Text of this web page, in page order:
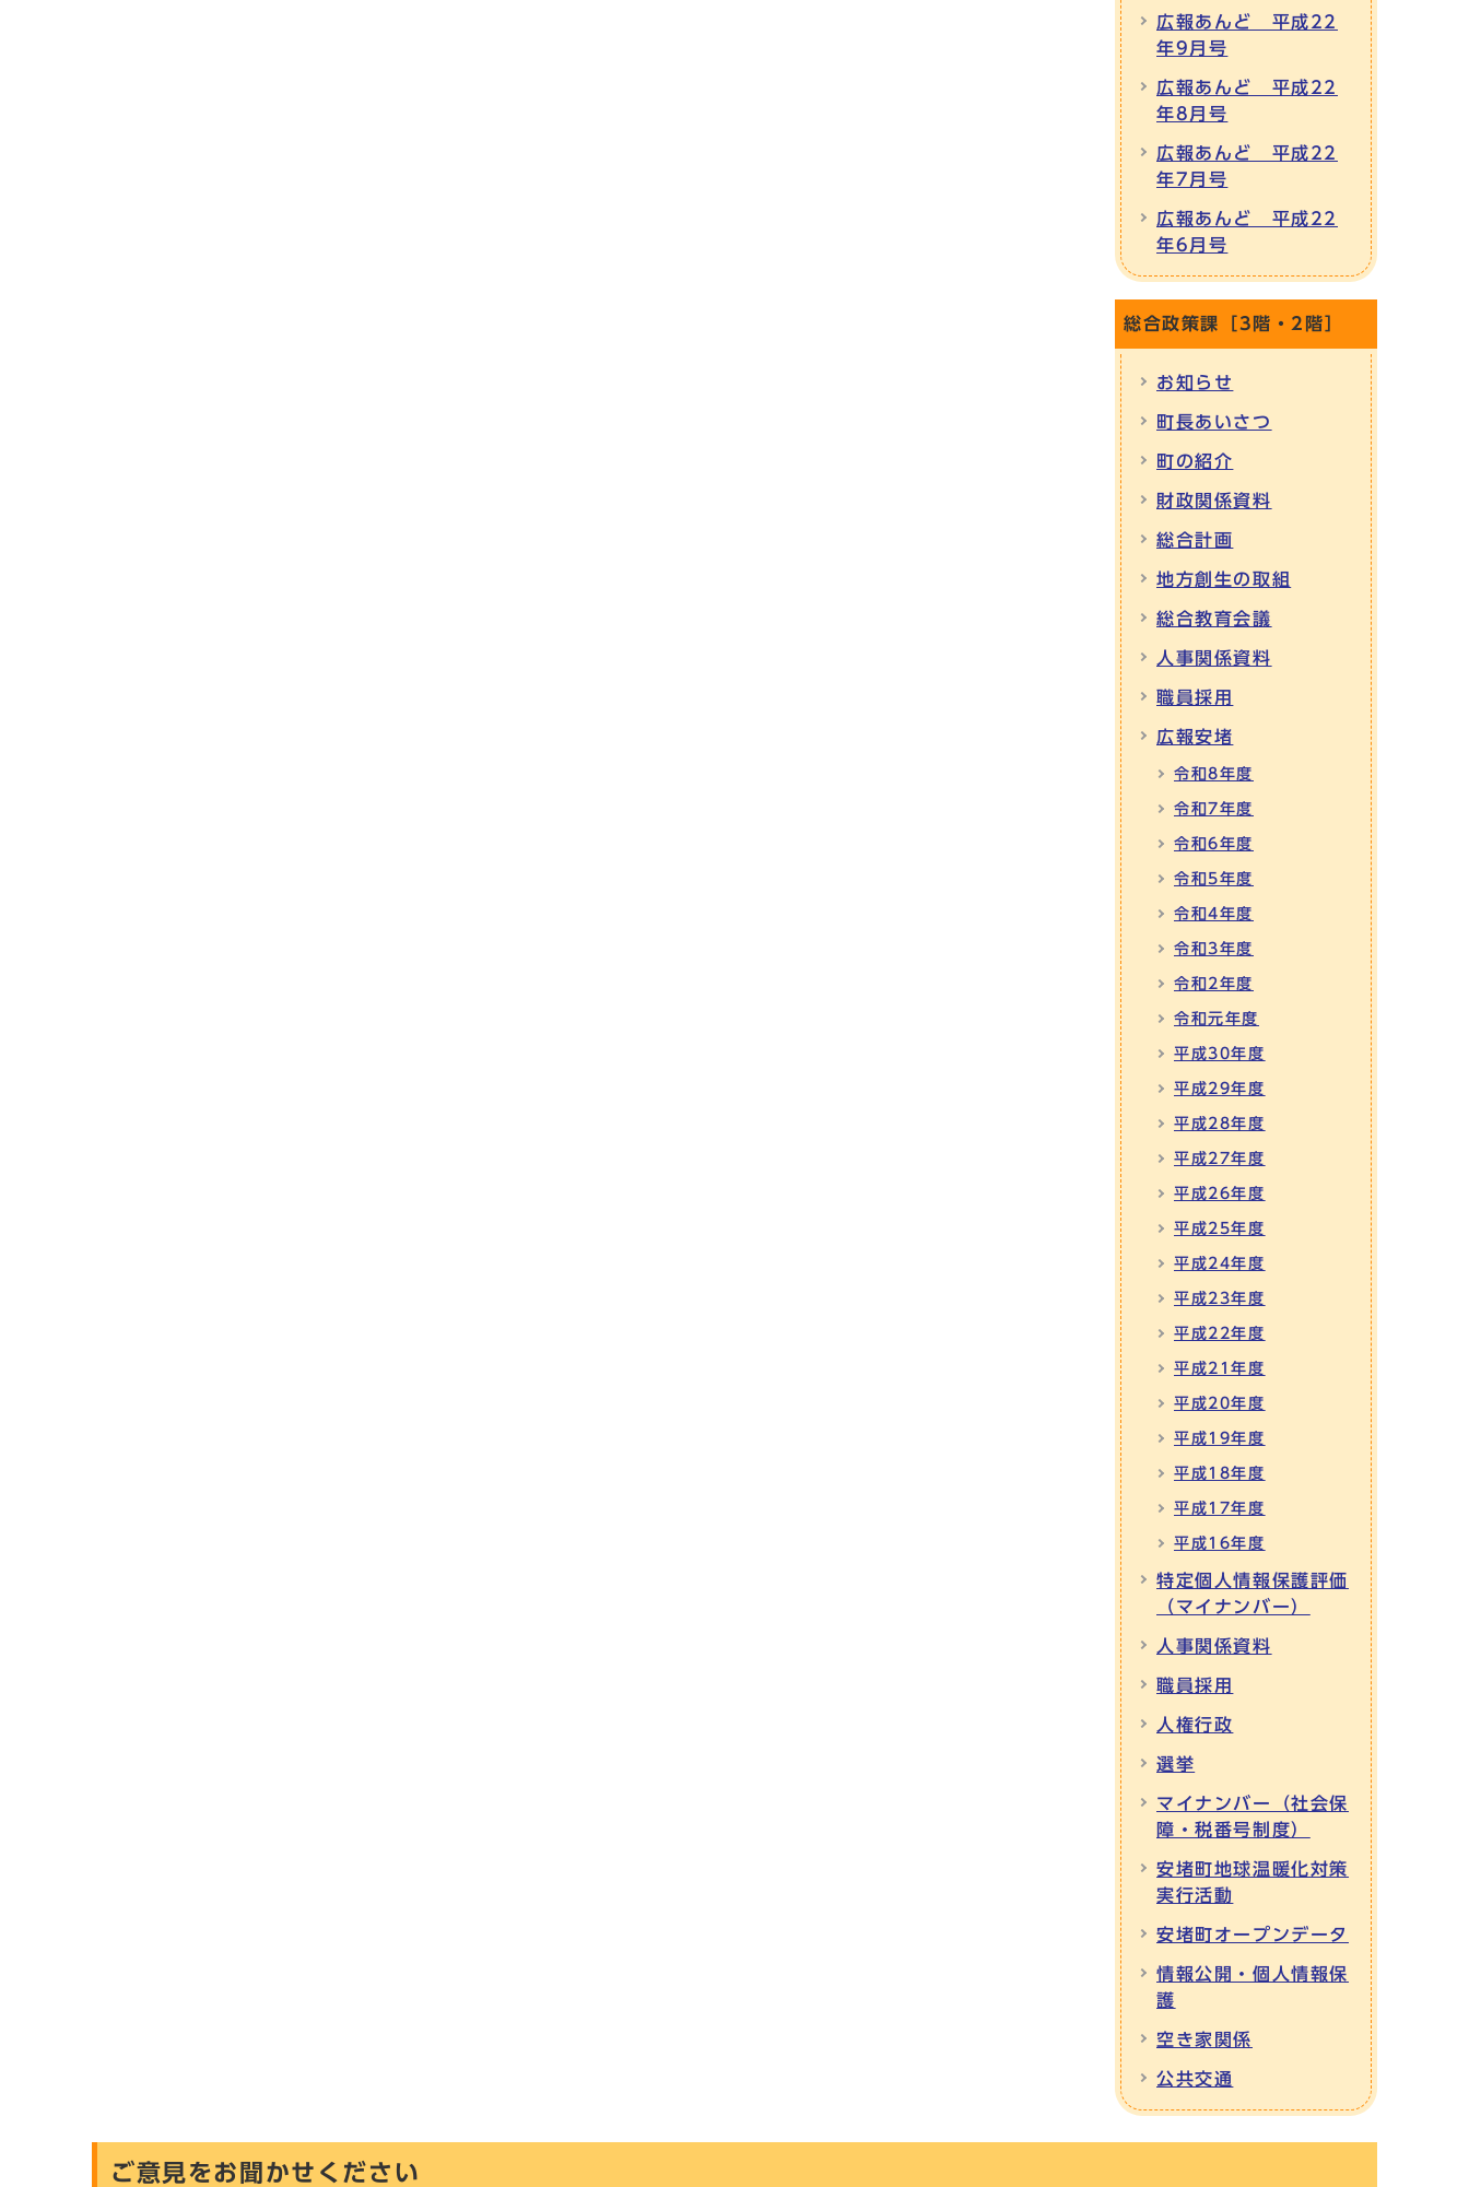
広報あんど 平成22
年9月号
広報あんど 平成22
年8月号
広報あんど 平成22
年7月号
広報あんど 平成22
年6月号
総合政策課［3階・2階］
お知らせ
町長あいさつ
町の紹介
財政関係資料
総合計画
地方創生の取組
総合教育会議
人事関係資料
職員採用
広報安堵
令和8年度
令和7年度
令和6年度
令和5年度
令和4年度
令和3年度
令和2年度
令和元年度
平成30年度
平成29年度
平成28年度
平成27年度
平成26年度
平成25年度
平成24年度
平成23年度
平成22年度
平成21年度
平成20年度
平成19年度
平成18年度
平成17年度
平成16年度
特定個人情報保護評価
（マイナンバー）
人事関係資料
職員採用
人権行政
選挙
マイナンバー（社会保
障・税番号制度）
安堵町地球温暖化対策
実行活動
安堵町オープンデータ
情報公開・個人情報保
護
空き家関係
公共交通
ご意見をお聞かせください